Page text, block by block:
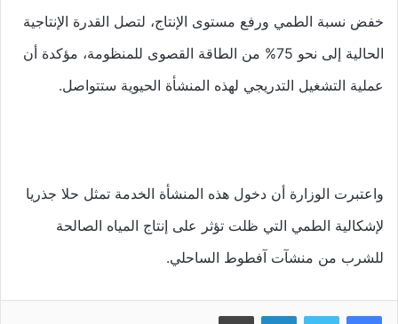
خفض نسبة الطمي ورفع مستوى الإنتاج، لتصل القدرة الإنتاجية
الحالية إلى نحو 75% من الطاقة القصوى للمنظومة، مؤكدة أن
عملية التشغيل التدريجي لهذه المنشأة الحيوية ستتواصل.
واعتبرت الوزارة أن دخول هذه المنشأة الخدمة تمثل حلا جذريا
لإشكالية الطمي التي ظلت تؤثر على إنتاج المياه الصالحة
للشرب من منشآت آفطوط الساحلي.
فيسبوك تويتر لينكدإن طباعة